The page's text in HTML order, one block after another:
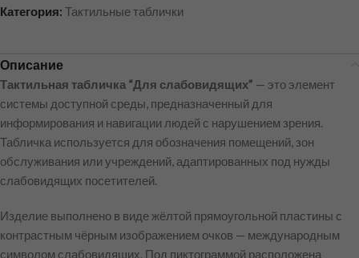
Категория: Тактильные таблички
Описание
Тактильная табличка “Для слабовидящих” — это элемент
системы доступной среды, предназначенный для
информирования и навигации людей с нарушением зрения.
Табличка используется для обозначения помещений, зон
обслуживания или учреждений, адаптированных под нужды
слабовидящих посетителей.
Изделие выполнено в виде жёлтой прямоугольной пластины с
контрастным чёрным изображением очков — международным
символом слабовидящих. Под пиктограммой расположена